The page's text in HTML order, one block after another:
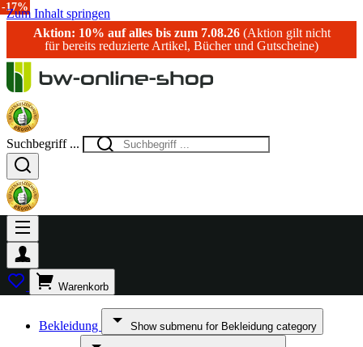
Zum Inhalt springen
Aktion: 10% auf alles bis zum 7.08.26(Aktion gilt nicht
für bereits reduzierte Artikel, Bücher und Gutscheine)
Suchbegriff ...
Warenkorb
Bekleidung Show submenu for Bekleidung category
-40%
-25%
-17%